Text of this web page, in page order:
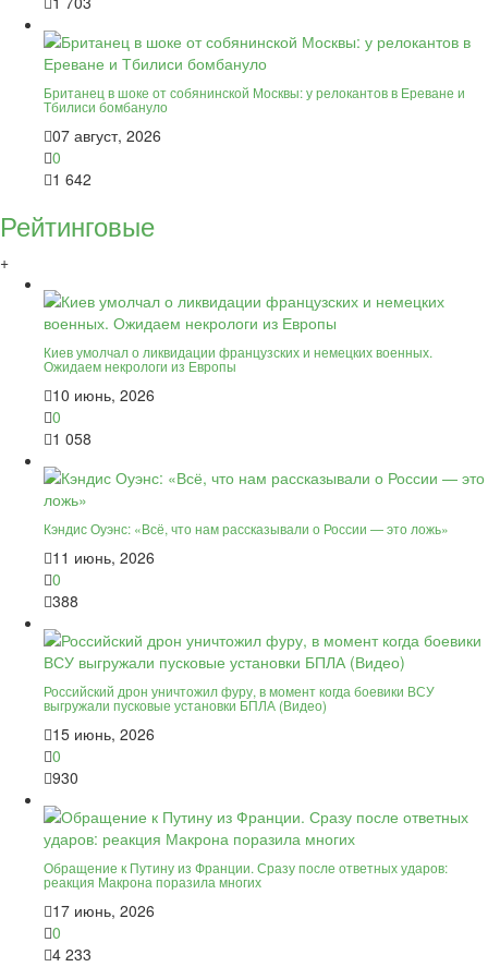
Британец в шоке от собянинской Москвы: у релокантов в Ереване и
Тбилиси бомбануло
07 август, 2026
0
1 642
Рейтинговые
+
Киев умолчал о ликвидации французских и немецких военных.
Ожидаем некрологи из Европы
10 июнь, 2026
0
1 058
Кэндис Оуэнс: «Всё, что нам рассказывали о России — это ложь»
11 июнь, 2026
0
388
Российский дрон уничтожил фуру, в момент когда боевики ВСУ
выгружали пусковые установки БПЛА (Видео)
15 июнь, 2026
0
930
Обращение к Путину из Франции. Сразу после ответных ударов:
реакция Макрона поразила многих
17 июнь, 2026
0
4 233